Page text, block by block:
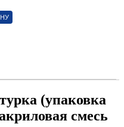
(упаковка
смесь